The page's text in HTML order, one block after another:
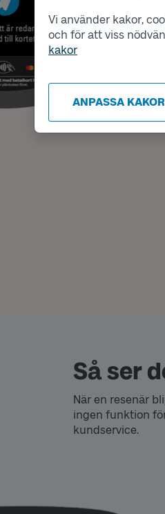
Vi använder kakor,
och för att viss
kakor
ANPASSA KAKOR
Så ser
När en resenär
ingen funktion
kundservice.